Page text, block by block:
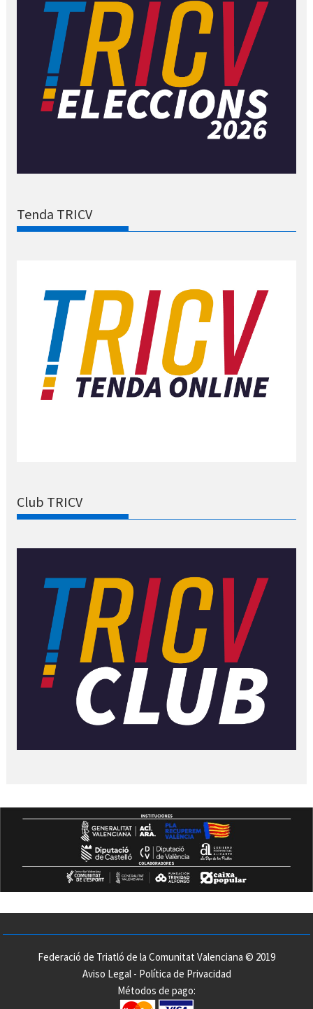
Tenda TRICV
Club TRICV
Federació de Triatló de la Comunitat Valenciana © 2019
Aviso Legal- Política de Privacidad
Métodos de pago: